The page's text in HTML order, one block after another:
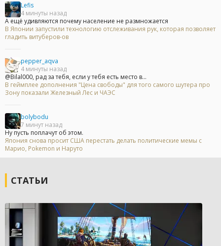
Lefis
4 минуты назад
А ещё удивляются почему население не размножается
В Японии запустили технологию отслеживания рук, которая позволяет
гладить витуберов-ов
pepper_aqva
4 минуты назад
@Bilal000, рад за тебя, если у тебя есть место в...
В геймплее дополнения "Цена свободы" для того самого шутера про
Зону показали Железный Лес и ЧАЭС
bolybodu
7 минут назад
Ну пусть поплачут об этом.
Япония снова просит США перестать делать политические мемы с
Марио, Pokemon и Наруто
СТАТЬИ